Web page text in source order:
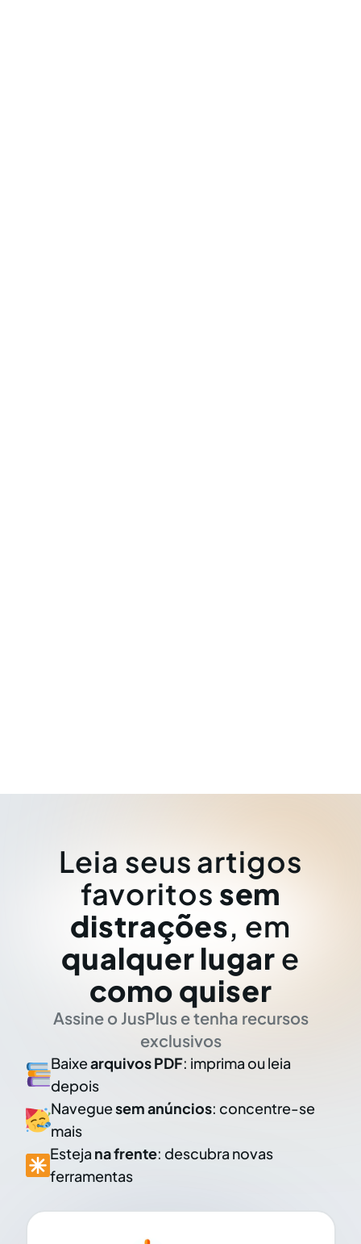
Leia seus artigos
favoritos sem
distrações, em
qualquer lugar e
como quiser
Assine o JusPlus e tenha recursos
exclusivos
Baixearquivos PDF: imprima ou leia
depois
Naveguesem anúncios: concentre-se
mais
Esteja na frente: descubra novas
ferramentas